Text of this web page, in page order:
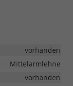
vorhanden
Mittelarmlehne
vorhanden